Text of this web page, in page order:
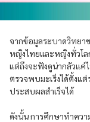
จากข้อมูลระบาดวิทยา
หญิงไทยและหญิงทั่วโล
แต่ถึงจะฟังดูน่ากลัวแค่
ตรวจพบมะเร็งได้ตั้งแ
ประสบผลสำเร็จได้
ดังนั้น การศึกษาทำควา